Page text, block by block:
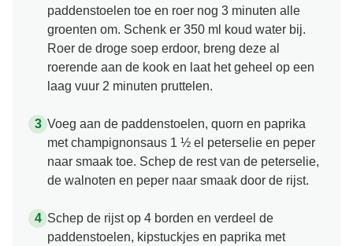
paddenstoelen toe en roer nog 3 minuten alle
groenten om. Schenk er 350 ml koud water bij.
Roer de droge soep erdoor, breng deze al
roerende aan de kook en laat het geheel op een
laag vuur 2 minuten pruttelen.
Voeg aan de paddenstoelen, quorn en paprika
met champignonsaus 1 ½ el peterselie en peper
naar smaak toe. Schep de rest van de peterselie,
de walnoten en peper naar smaak door de rijst.
Schep de rijst op 4 borden en verdeel de
paddenstoelen, kipstuckjes en paprika met